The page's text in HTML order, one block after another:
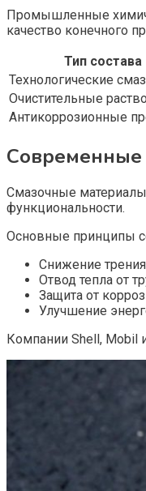
Промышленные
качество конечного
Тип состава
Технологические
Очистительные
Антикоррозионные
Современные
Смазочные
функциональности.
Основные принципы
Снижение
Отвод тепла от
Защита от
Улучшение
Компании Shell, Mobil